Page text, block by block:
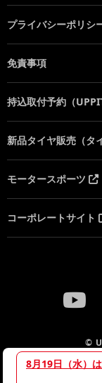
8月19日（水）
プライバシーポリシ
免責事項
持込取付予約（
新品タイヤ販売（タ
モータースポーツ
コーポレートサイト
©